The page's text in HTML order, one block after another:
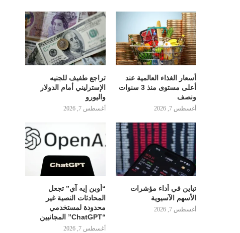
أسعار الغذاء العالمية عند
أعلى مستوى منذ 3 سنوات
ونصف
أغسطس 7, 2026
تراجع طفيف للجنيه
الإسترليني أمام الدولار
واليورو
أغسطس 7, 2026
تباين في أداء مؤشرات
الأسهم الآسيوية
أغسطس 7, 2026
“أوبن إيه آي” تجعل
المحادثات النصية غير
محدودة لمستخدمي
“ChatGPT” المجانيين
أغسطس 7, 2026